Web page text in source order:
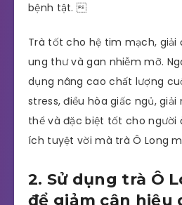
bệnh tật.
Trà tốt cho hệ tim mạch, giải
ung thư và gan nhiễm mỡ.
dụng nâng cao chất lượng
stress, điều hòa giấc ngủ,
thể và đặc biệt tốt cho người
ích tuyệt vời mà trà Ô Long
2. Sử dụng trà Ô
để giảm cân hiệu